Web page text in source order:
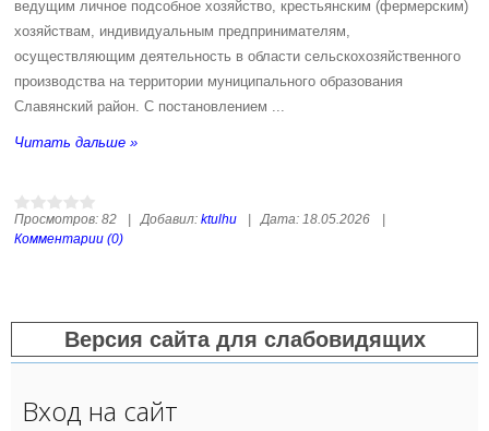
ведущим личное подсобное хозяйство, крестьянским (фермерским)
хозяйствам, индивидуальным предпринимателям,
осуществляющим деятельность в области сельскохозяйственного
производства на территории муниципального образования
Славянский район. С постановлением ...
Читать дальше »
Просмотров: 82 Добавил: ktulhu Дата: 18.05.2026
Комментарии (0)
Версия сайта для слабовидящих
Вход на сайт